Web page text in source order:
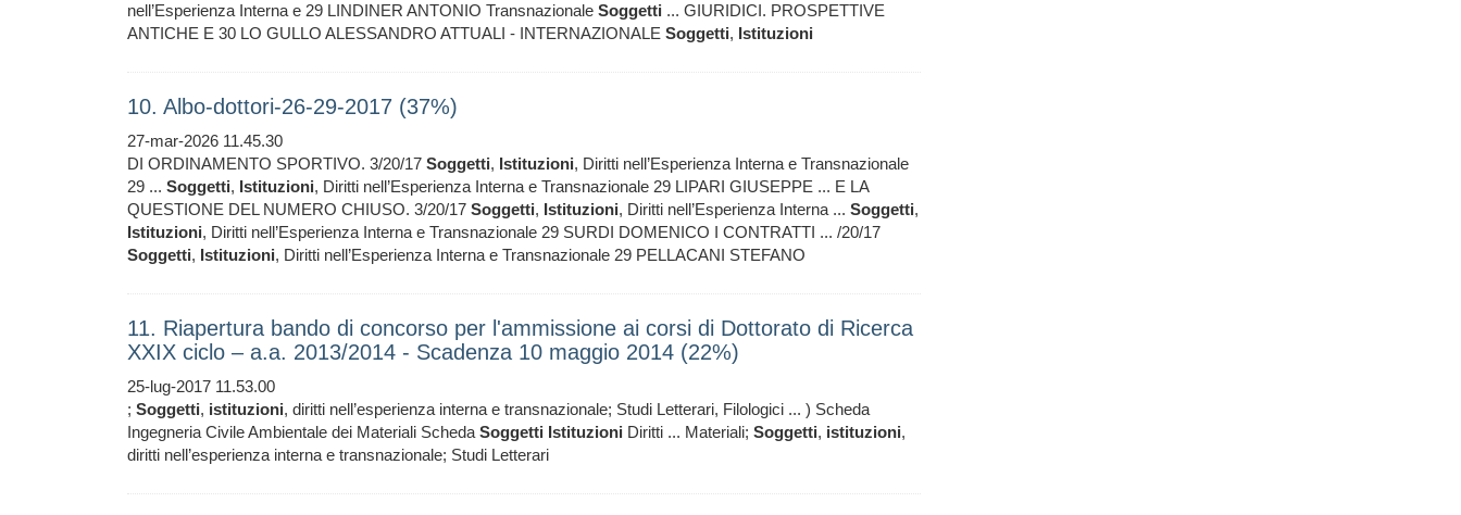
nell’Esperienza Interna e 29 LINDINER ANTONIO Transnazionale Soggetti ... GIURIDICI. PROSPETTIVE
ANTICHE E 30 LO GULLO ALESSANDRO ATTUALI - INTERNAZIONALE Soggetti, Istituzioni
10. Albo-dottori-26-29-2017 (37%)
27-mar-2026 11.45.30
DI ORDINAMENTO SPORTIVO. 3/20/17 Soggetti, Istituzioni, Diritti nell’Esperienza Interna e Transnazionale
29 ... Soggetti, Istituzioni, Diritti nell’Esperienza Interna e Transnazionale 29 LIPARI GIUSEPPE ... E LA
QUESTIONE DEL NUMERO CHIUSO. 3/20/17 Soggetti, Istituzioni, Diritti nell’Esperienza Interna ... Soggetti,
Istituzioni, Diritti nell’Esperienza Interna e Transnazionale 29 SURDI DOMENICO I CONTRATTI ... /20/17
Soggetti, Istituzioni, Diritti nell’Esperienza Interna e Transnazionale 29 PELLACANI STEFANO
11. Riapertura bando di concorso per l'ammissione ai corsi di Dottorato di Ricerca
XXIX ciclo – a.a. 2013/2014 - Scadenza 10 maggio 2014 (22%)
25-lug-2017 11.53.00
; Soggetti, istituzioni, diritti nell’esperienza interna e transnazionale; Studi Letterari, Filologici ... ) Scheda
Ingegneria Civile Ambientale dei Materiali Scheda Soggetti Istituzioni Diritti ... Materiali; Soggetti, istituzioni,
diritti nell’esperienza interna e transnazionale; Studi Letterari